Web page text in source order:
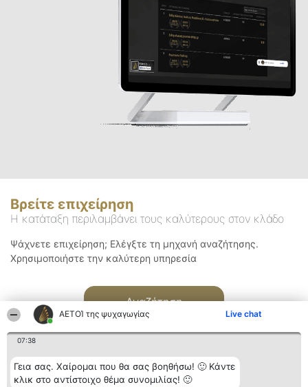
ΑΕΤΟΊ της ψυχαγωγίας Live chat
07:38
Γεια σας. Χαίρομαι που θα σας βοηθήσω! 🙂 Κάντε
κλικ στο αντίστοιχο θέμα συνομιλίας! 🙂
Βρείτε επιχείρηση
Η κατάταξη περιλαμβάνει τους καλύτερους στον κλάδο
Ψάχνετε επιχείρηση; Ελέγξτε τη μηχανή αναζήτησης.
Χρησιμοποιήστε την καλύτερη υπηρεσία
Αναζήτηση